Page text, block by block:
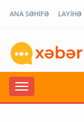
ANA SƏHİFƏ LAYİHƏ